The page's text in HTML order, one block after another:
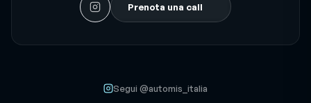
Prenota una call
Segui @automis_italia